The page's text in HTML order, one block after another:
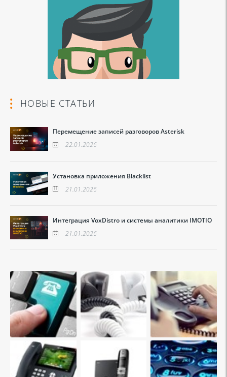
НОВЫЕ СТАТЬИ
Перемещение записей разговоров Asterisk
22.01.2026
Установка приложения Blacklist
21.01.2026
Интеграция VoxDistro и системы аналитики IMOTIO
21.01.2026